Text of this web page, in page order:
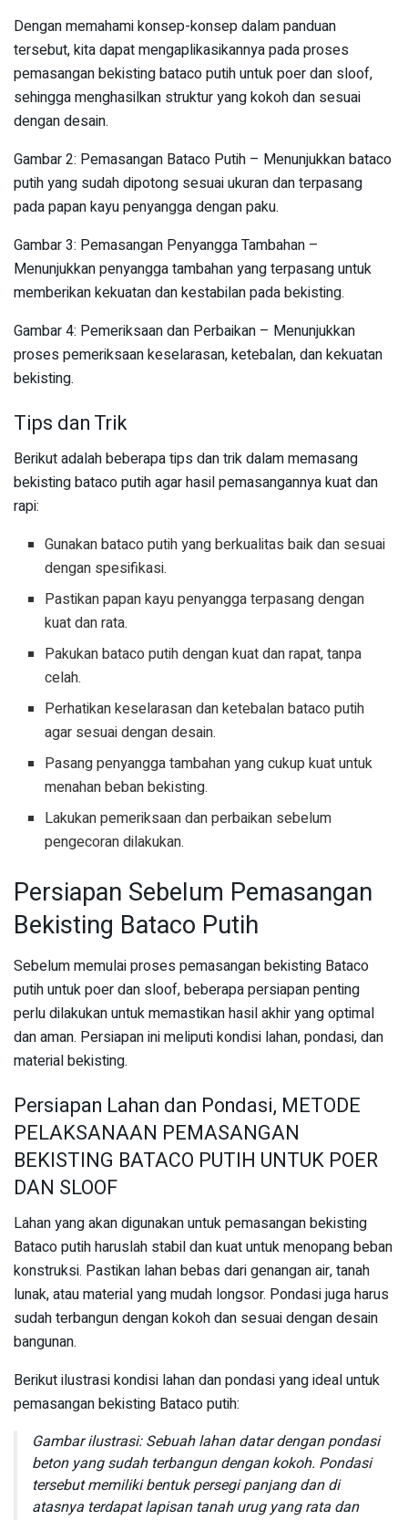
Dengan memahami konsep-konsep dalam panduan
tersebut, kita dapat mengaplikasikannya pada proses
pemasangan bekisting bataco putih untuk poer dan sloof,
sehingga menghasilkan struktur yang kokoh dan sesuai
dengan desain.
Gambar 2: Pemasangan Bataco Putih – Menunjukkan bataco
putih yang sudah dipotong sesuai ukuran dan terpasang
pada papan kayu penyangga dengan paku.
Gambar 3: Pemasangan Penyangga Tambahan –
Menunjukkan penyangga tambahan yang terpasang untuk
memberikan kekuatan dan kestabilan pada bekisting.
Gambar 4: Pemeriksaan dan Perbaikan – Menunjukkan
proses pemeriksaan keselarasan, ketebalan, dan kekuatan
bekisting.
Tips dan Trik
Berikut adalah beberapa tips dan trik dalam memasang
bekisting bataco putih agar hasil pemasangannya kuat dan
rapi:
Gunakan bataco putih yang berkualitas baik dan sesuai
dengan spesifikasi.
Pastikan papan kayu penyangga terpasang dengan
kuat dan rata.
Pakukan bataco putih dengan kuat dan rapat, tanpa
celah.
Perhatikan keselarasan dan ketebalan bataco putih
agar sesuai dengan desain.
Pasang penyangga tambahan yang cukup kuat untuk
menahan beban bekisting.
Lakukan pemeriksaan dan perbaikan sebelum
pengecoran dilakukan.
Persiapan Sebelum Pemasangan
Bekisting Bataco Putih
Sebelum memulai proses pemasangan bekisting Bataco
putih untuk poer dan sloof, beberapa persiapan penting
perlu dilakukan untuk memastikan hasil akhir yang optimal
dan aman. Persiapan ini meliputi kondisi lahan, pondasi, dan
material bekisting.
Persiapan Lahan dan Pondasi, METODE
PELAKSANAAN PEMASANGAN
BEKISTING BATACO PUTIH UNTUK POER
DAN SLOOF
Lahan yang akan digunakan untuk pemasangan bekisting
Bataco putih haruslah stabil dan kuat untuk menopang beban
konstruksi. Pastikan lahan bebas dari genangan air, tanah
lunak, atau material yang mudah longsor. Pondasi juga harus
sudah terbangun dengan kokoh dan sesuai dengan desain
bangunan.
Berikut ilustrasi kondisi lahan dan pondasi yang ideal untuk
pemasangan bekisting Bataco putih:
Gambar ilustrasi: Sebuah lahan datar dengan pondasi
beton yang sudah terbangun dengan kokoh. Pondasi
tersebut memiliki bentuk persegi panjang dan di
atasnya terdapat lapisan tanah urug yang rata dan